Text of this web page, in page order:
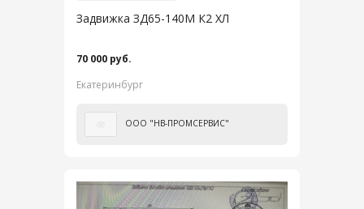
Задвижка ЗД65-140М К2 ХЛ
70 000 руб.
Екатеринбург
ООО "НВ-ПРОМСЕРВИС"